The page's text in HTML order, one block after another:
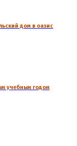
дом в оазис
учебным годом